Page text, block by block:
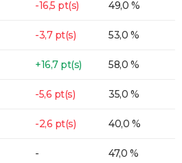
-16,5 pt(s) 49,0 %
-3,7 pt(s) 53,0 %
+16,7 pt(s) 58,0 %
-5,6 pt(s) 35,0 %
-2,6 pt(s) 40,0 %
- 47,0 %